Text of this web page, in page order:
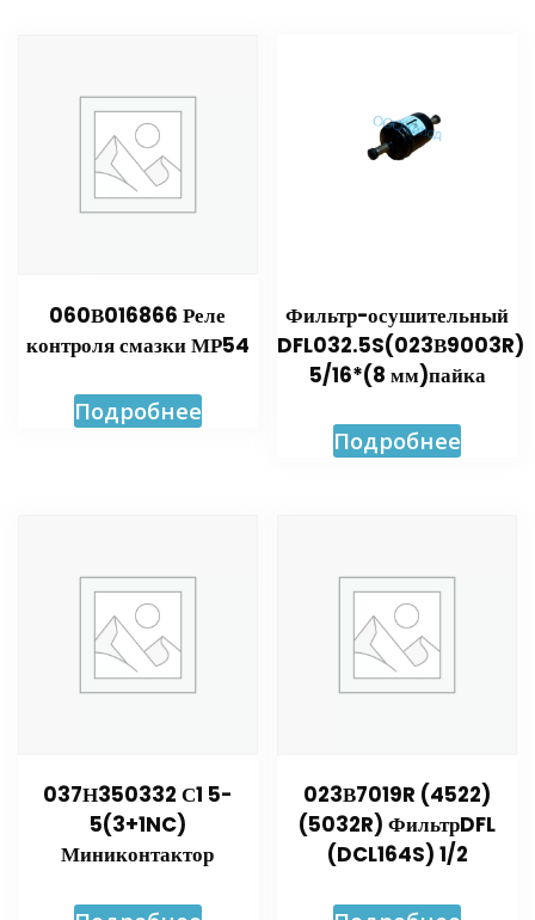
060В016866 Реле
контроля смазки МР54
Подробнее
Фильтр-осушительный
DFL032.5S(023В9003R)
5/16*(8 мм)пайка
Подробнее
037Н350332 С1 5-
5(3+1NC)
Миниконтактор
023В7019R (4522)
(5032R) ФильтрDFL
(DCL164S) 1/2